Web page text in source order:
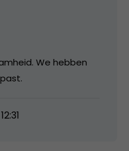
We hebben